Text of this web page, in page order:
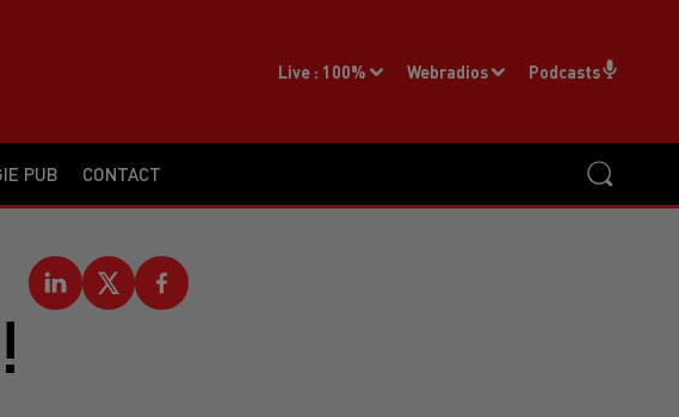
PUB CONTACT
Live : 100% Webradios Podcasts